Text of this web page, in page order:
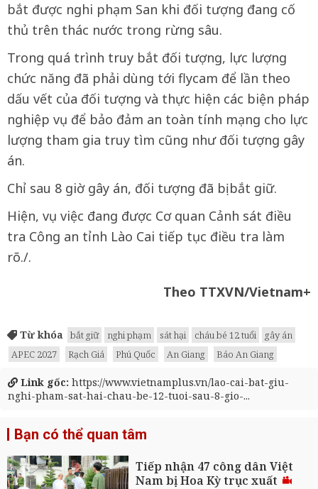
bắt được nghi phạm San khi đối tượng đang cố
thủ trên thác nước trong rừng sâu.
Trong quá trình truy bắt đối tượng, lực lượng
chức năng đã phải dùng tới flycam để lần theo
dấu vết của đối tượng và thực hiện các biện pháp
nghiệp vụ để bảo đảm an toàn tính mạng cho lực
lượng tham gia truy tìm cũng như đối tượng gây
án.
Chỉ sau 8 giờ gây án, đối tượng đã bị bắt giữ.
Hiện, vụ việc đang được Cơ quan Cảnh sát điều
tra Công an tỉnh Lào Cai tiếp tục điều tra làm
rõ./.
Theo TTXVN/Vietnam+
Từ khóa bắt giữ nghi phạm sát hại cháu bé 12 tuổi
gây án
APEC 2027
Rạch Giá Phú Quốc An Giang Báo An Giang
Link gốc: https://www.vietnamplus.vn/lao-cai-bat-giu-
nghi-pham-sat-hai-chau-be-12-tuoi-sau-8-gio-...
Bạn có thể quan tâm
Tiếp nhận 47 công dân Việt
Nam bị Hoa Kỳ trục xuất